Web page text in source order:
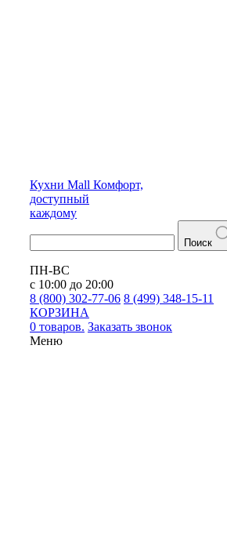
Кухни Mall Комфорт,
доступный
каждому
Поиск
ПН-ВС
с 10:00 до 20:00
8 (800) 302-77-06 8 (499) 348-15-11
КОРЗИНА
0 товаров. Заказать звонок
Меню